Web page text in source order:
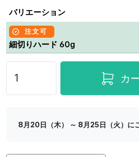
バリエーション
注文可
細切りハード 60g
カ
8月20日（木） ～ 8月25日（火）に